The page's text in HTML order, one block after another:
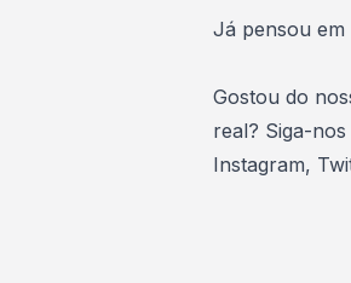
Já pensou em
Gostou do
real? Siga-
Instagram,